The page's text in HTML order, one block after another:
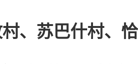
、苏巴什村、